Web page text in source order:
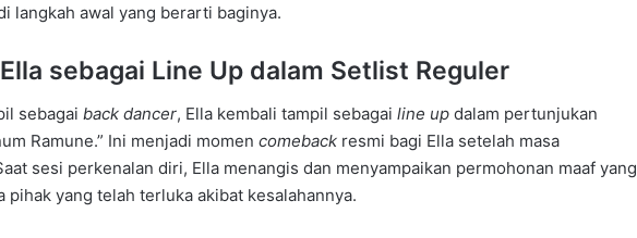
langkah awal yang berarti baginya.
sebagai Line Up dalam Setlist Reguler
sebagai back dancer, Ella kembali tampil sebagai line up dalam pertunjukan
Ramune.” Ini menjadi momen comeback resmi bagi Ella setelah masa
sesi perkenalan diri, Ella menangis dan menyampaikan permohonan maaf yang
pihak yang telah terluka akibat kesalahannya.